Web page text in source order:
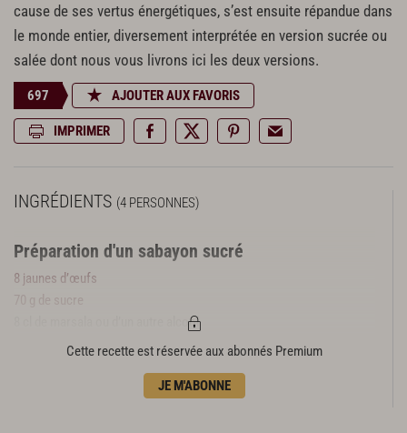
cause de ses vertus énergétiques, s’est ensuite répandue dans
le monde entier, diversement interprétée en version sucrée ou
salée dont nous vous livrons ici les deux versions.
697 AJOUTER AUX FAVORIS
IMPRIMER
INGRÉDIENTS (4 PERSONNES)
Préparation d'un sabayon sucré
8 jaunes d’œufs
70 g de sucre
8 cl de marsala ou d’un autre alcool
Préparation d’un sabayon salé
Cette recette est réservée aux abonnés Premium
JE M'ABONNE